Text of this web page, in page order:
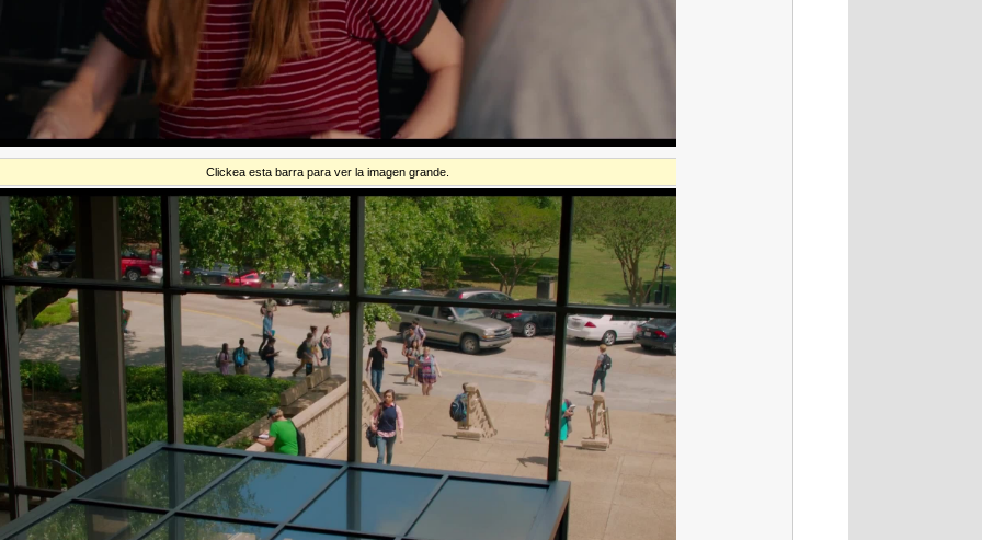
Clickea esta barra para ver la imagen grande.